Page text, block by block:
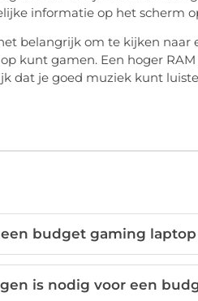
informatie op het scherm
belangrijk om te kijken naar
kunt gamen. Een hoger
dat je goed muziek kunt
budget gaming
is nodig voor een